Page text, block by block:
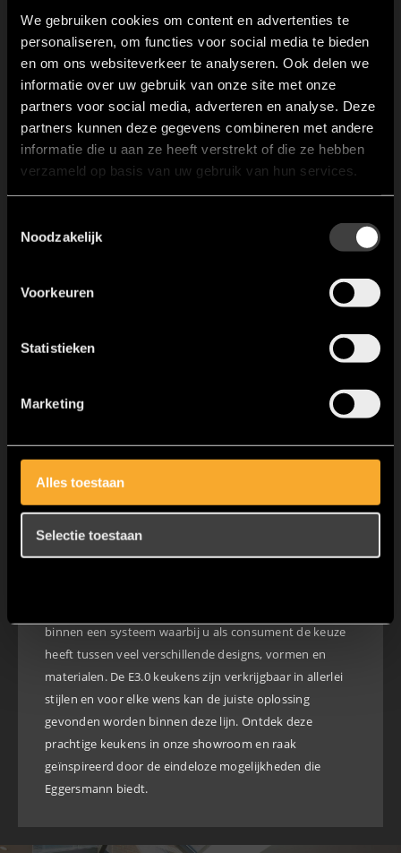
We gebruiken cookies om content en advertenties te
personaliseren, om functies voor social media te bieden
en om ons websiteverkeer te analyseren. Ook delen we
informatie over uw gebruik van onze site met onze
partners voor social media, adverteren en analyse. Deze
partners kunnen deze gegevens combineren met andere
informatie die u aan ze heeft verstrekt of die ze hebben
verzameld op basis van uw gebruik van hun services.
Noodzakelijk
Voorkeuren
Statistieken
Marketing
Alles toestaan
Selectie toestaan
de fronten en greepelementen. Dit zorgt voor een
unieke uitstraling van de keuken en geeft het gevoel
van exclusiviteit. Deze keukens blijven jarenlang in de
mode, waardoor u lang van uw unieke keuken kan
genieten.
Eggersmann Work’s
De Eggersmann Work’s lijn is gebaseerd op de opstelling
en gevoel van een professionele keuken. In een
tot in perfectie geordend. Dit brengt Eggersmann
uitstraling met elkaar samenkomen. De keukens zijn
werkgedeelte en het spoelgedeelte. Alles staat dicht op
tussen de verschillende gedeeltes. Dit geeft tevens veel
binnen een systeem waarbij u als consument de keuze
heeft tussen veel verschillende designs, vormen en
materialen. De E3.0 keukens zijn verkrijgbaar in allerlei
stijlen en voor elke wens kan de juiste oplossing
gevonden worden binnen deze lijn. Ontdek deze
prachtige keukens in onze showroom en raak
geïnspireerd door de eindeloze mogelijkheden die
Eggersmann biedt.